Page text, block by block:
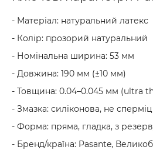
- Матеріал: натуральний латекс
- Колір: прозорий натуральний
- Номінальна ширина: 53 мм
- Довжина: 190 мм (±10 мм)
- Товщина: 0.04–0.045 мм (ultra
- Змазка: силіконова, не
- Форма: пряма, гладка, з
- Бренд/країна: Pasante,